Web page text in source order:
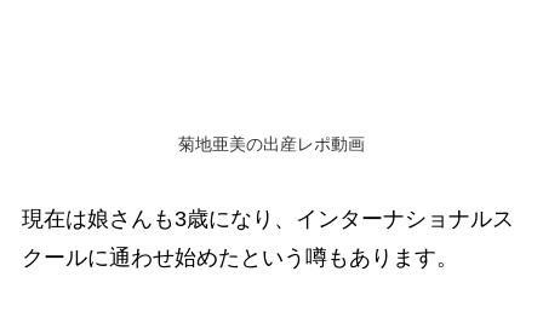
菊地亜美の出産レポ動画
現在は娘さんも3歳になり、インターナショナルス
クールに通わせ始めたという噂もあります。